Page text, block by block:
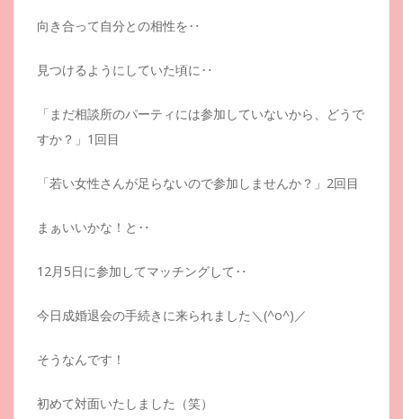
向き合って自分との相性を‥
見つけるようにしていた頃に‥
「まだ相談所のパーティには参加していないから、どうで
すか？」1回目
「若い女性さんが足らないので参加しませんか？」2回目
まぁいいかな！と‥
12月5日に参加してマッチングして‥
今日成婚退会の手続きに来られました＼(^o^)／
そうなんです！
初めて対面いたしました（笑）